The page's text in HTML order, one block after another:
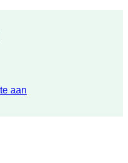
aan